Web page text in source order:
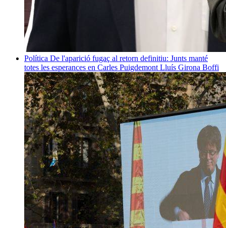
Política De l'aparició fugaç al retorn definitiu: Junts manté
totes les esperances en Carles Puigdemont Lluís Girona Boffi